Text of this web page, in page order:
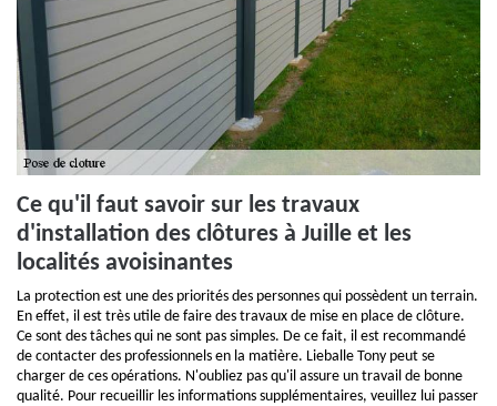
Ce qu'il faut savoir sur les travaux
d'installation des clôtures à Juille et les
localités avoisinantes
La protection est une des priorités des personnes qui possèdent un terrain.
En effet, il est très utile de faire des travaux de mise en place de clôture.
Ce sont des tâches qui ne sont pas simples. De ce fait, il est recommandé
de contacter des professionnels en la matière. Lieballe Tony peut se
charger de ces opérations. N'oubliez pas qu'il assure un travail de bonne
qualité. Pour recueillir les informations supplémentaires, veuillez lui passer